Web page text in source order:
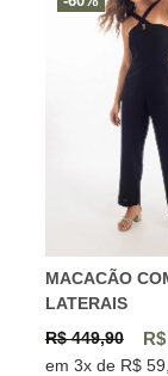
MACACÃO
LATERAIS
R$ 449,90
em 3x de R$